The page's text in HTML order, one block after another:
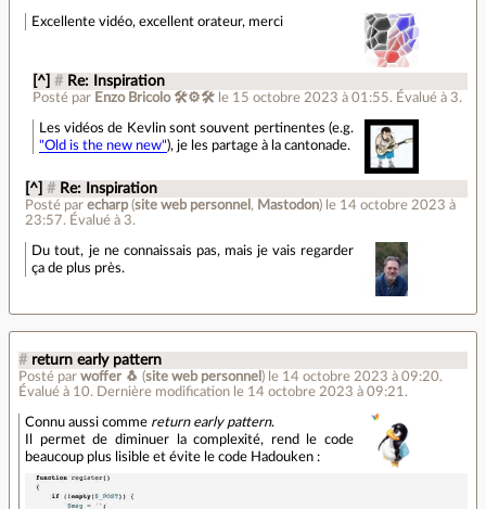
Excellente vidéo, excellent orateur, merci
[^] # Re: Inspiration
Posté par Enzo Bricolo 🛠⚙🛠 le 15 octobre 2023 à 01:55. Évalué à 3.
Les vidéos de Kevlin sont souvent pertinentes (e.g.
"Old is the new new"), je les partage à la cantonade.
[^] # Re: Inspiration
Posté parecharp(site web personnel , Mastodon) le 14 octobre 2023 à
23:57. Évalué à 3.
Du tout, je ne connaissais pas, mais je vais regarder
ça de plus près.
# return early pattern
Posté par woffer 🐧 (site web personnel ) le 14 octobre 2023 à 09:20.
Évalué à 10. Dernière modification le 14 octobre 2023 à 09:21.
Connu aussi comme return early pattern.
Il permet de diminuer la complexité, rend le code
beaucoup plus lisible et évite le code Hadouken :